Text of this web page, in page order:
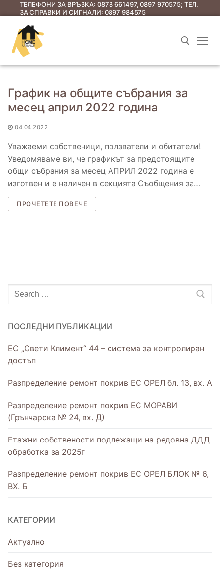
ТЕЛЕФОНИ ЗА ВРЪЗКА: 0878 661497, 0897 970575; ТЕЛ.
ЗА СПРАВКИ И СИГНАЛИ: 0897 984575
Начало
Услуги
Съобщения за предстоящи общи събрания
Полезна информация
територията на община Разград
График на общите събрания за
месец април 2022 година
04.04.2022
Уважаеми собственици, ползватели и обитатели!
Уведомяваме ви, че графикът за предстоящите
общи събрания за месец АПРИЛ 2022 година е
изготвен и е наличен в секцията Съобщения за…
ПРОЧЕТЕТЕ ПОВЕЧЕ
ПОСЛЕДНИ ПУБЛИКАЦИИ
ЕС „Свети Климент“ 44 – система за контролиран
достъп
Разпределение ремонт покрив ЕС ОРЕЛ бл. 13, вх. А
Разпределение ремонт покрив ЕС МОРАВИ
(Грънчарска № 24, вх. Д)
Етажни собствености подлежащи на редовна ДДД
обработка за 2025г
Разпределение ремонт покрив ЕС ОРЕЛ БЛОК № 6,
ВХ. Б
КАТЕГОРИИ
Актуално
Без категория